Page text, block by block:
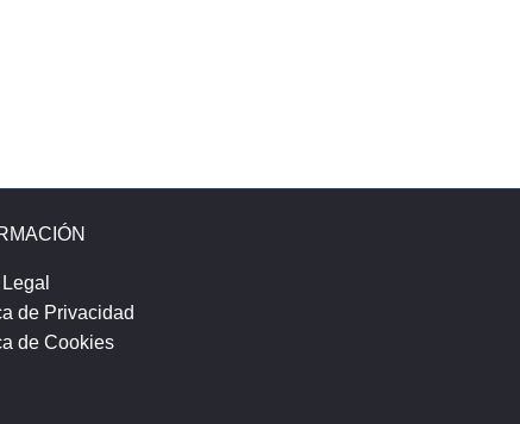
de Privacidad
de Cookies